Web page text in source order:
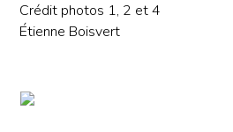
Crédit photos 1, 2 et 4
Étienne Boisvert